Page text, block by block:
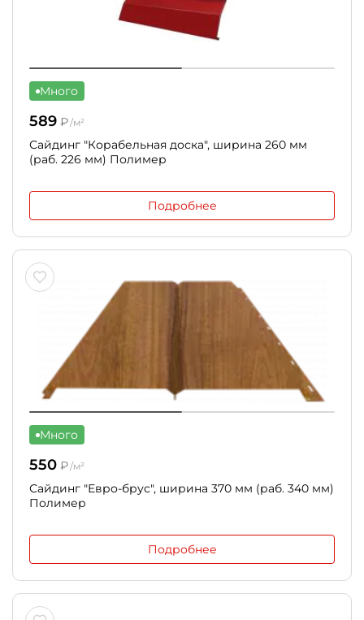
Много
589 ₽/м²
Сайдинг "Корабельная доска", ширина 260 мм
(раб. 226 мм) Полимер
Подробнее
Много
550 ₽/м²
Сайдинг "Евро-брус", ширина 370 мм (раб. 340 мм)
Полимер
Подробнее